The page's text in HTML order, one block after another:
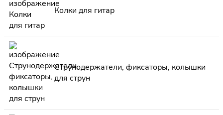
Колки для гитар
Струнодержатели, фиксаторы, колышки
для струн